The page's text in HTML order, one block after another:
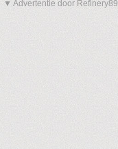
▼ Advertentie door Refinery89